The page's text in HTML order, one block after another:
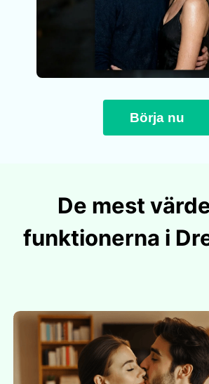
Börja nu
De mest
funktionerna i